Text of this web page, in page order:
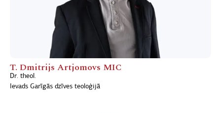
T. Dmitrijs Artjomovs MIC
Dr. theol.
Ievads Garīgās dzīves teoloģijā